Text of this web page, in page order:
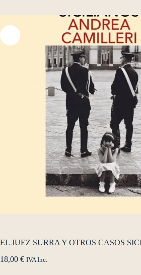
EL JUEZ SURRA Y OTROS CASOS
18,00 € IVA Inc.